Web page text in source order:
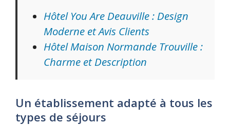
Hôtel You Are Deauville : Design
Moderne et Avis Clients
Hôtel Maison Normande Trouville :
Charme et Description
Un établissement adapté à tous les
types de séjours